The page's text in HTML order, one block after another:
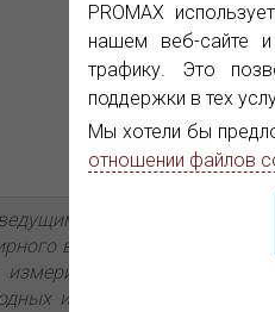
PROMAX
нашем веб-сайте
трафику. Это
поддержки в тех
Мы хотели бы
отношении файлов
Сканирование
производителем
вещания и для
измерительные приборы
и волоконно-